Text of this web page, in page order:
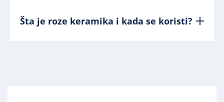
Šta je roze keramika i kada se koristi?